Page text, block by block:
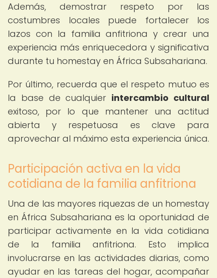
Además, demostrar respeto por las
costumbres locales puede fortalecer los
lazos con la familia anfitriona y crear una
experiencia más enriquecedora y significativa
durante tu homestay en África Subsahariana.
Por último, recuerda que el respeto mutuo es
la base de cualquier intercambio cultural
exitoso, por lo que mantener una actitud
abierta y respetuosa es clave para
aprovechar al máximo esta experiencia única.
Participación activa en la vida
cotidiana de la familia anfitriona
Una de las mayores riquezas de un homestay
en África Subsahariana es la oportunidad de
participar activamente en la vida cotidiana
de la familia anfitriona. Esto implica
involucrarse en las actividades diarias, como
ayudar en las tareas del hogar, acompañar